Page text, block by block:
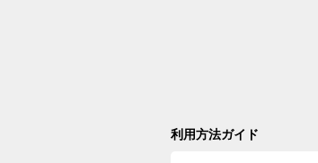
利用方法ガイド